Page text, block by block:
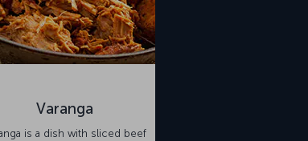
Varanga
is a dish with sliced beef